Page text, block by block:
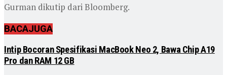
Gurman dikutip dari Bloomberg.
BACAJUGA
Intip Bocoran Spesifikasi MacBook Neo 2, Bawa Chip A19
Pro dan RAM 12 GB